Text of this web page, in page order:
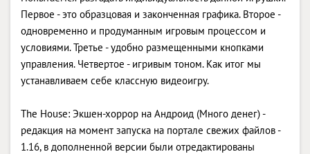
Первое - это образцовая и законченная графика. Второе -
одновременно и продуманным игровым процессом и
условиями. Третье - удобно размещенными кнопками
управления. Четвертое - игривым тоном. Как итог мы
устанавливаем себе классную видеоигру.
The House: Экшен-хоррор на Андроид (Много денег) -
редакция на момент запуска на портале свежих файлов -
1.16, в дополненной версии были отредактированы